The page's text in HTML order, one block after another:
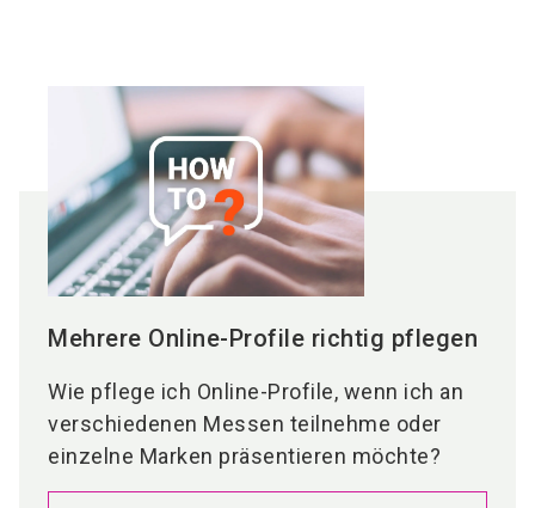
bearbeiten.
Sie das Icon "Profil bearbeiten".
Navigieren Sie durch die verschiedenen
Bereiche/Reiterwie
Unternehmensbeschreibung, Logo & Bilder,
Downloads undMitarbeiter, um alle relevanten
Daten zu bearbeiten oder zu aktualisieren.
Speichern Sie Ihre Änderungen
Mehrere Online-Profile richtig pflegen
Wie pflege ich Online-Profile, wenn ich an
verschiedenen Messen teilnehme oder
einzelne Marken präsentieren möchte?